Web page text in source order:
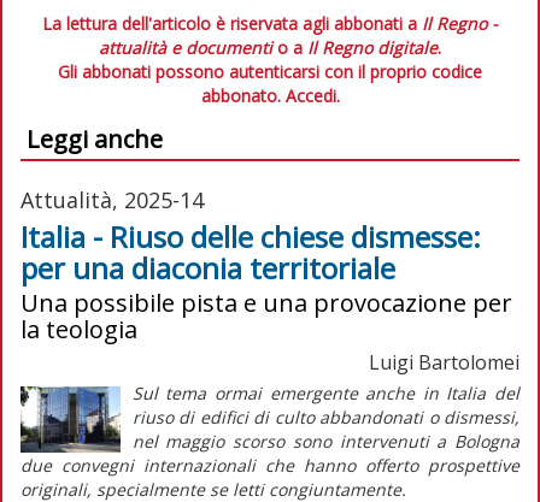
La lettura dell'articolo è riservata agli abbonati a Il Regno -
attualità e documentio a Il Regno digitale.
Gli abbonati possono autenticarsi con il proprio codice
abbonato. Accedi.
Leggi anche
Attualità, 2025-14
Italia - Riuso delle chiese dismesse:
per una diaconia territoriale
Una possibile pista e una provocazione per
la teologia
Luigi Bartolomei
Sul tema ormai emergente anche in Italia del
riuso di edifici di culto abbandonati o dismessi,
nel maggio scorso sono intervenuti a Bologna
due convegni internazionali che hanno offerto prospettive
originali, specialmente se letti congiuntamente.